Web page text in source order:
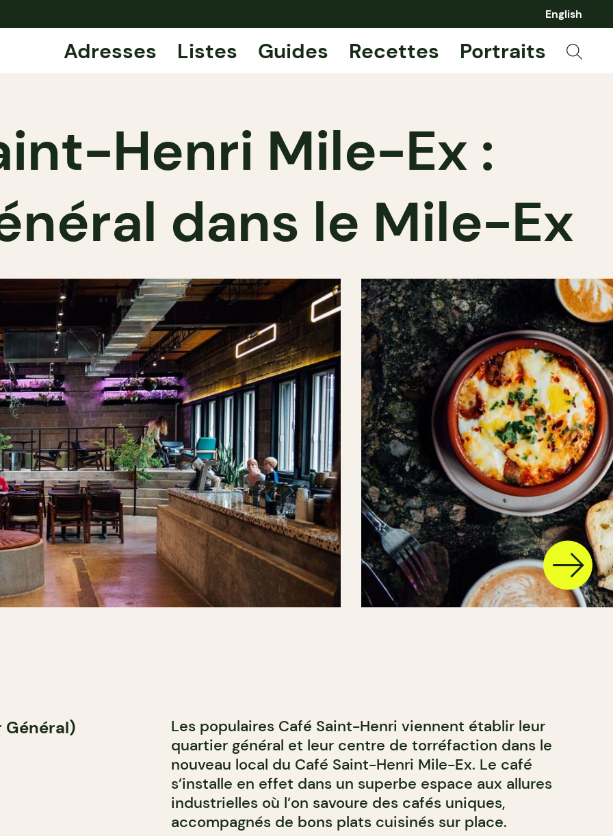
English
Adresses Listes Guides Recettes Portraits
Henri Mile-Ex :
dans le Mile-Ex
Les populaires Café Saint-Henri viennent établir leur
quartier général et leur centre de torréfaction dans le
nouveau local du Café Saint-Henri Mile-Ex. Le café
s’installe en effet dans un superbe espace aux allures
industrielles où l’on savoure des cafés uniques,
accompagnés de bons plats cuisinés sur place.